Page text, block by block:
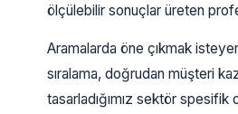
ölçülebilir sonuçlar üreten
Aramalarda öne çıkmak
sıralama, doğrudan müşteri
tasarladığımız sektör spesifik